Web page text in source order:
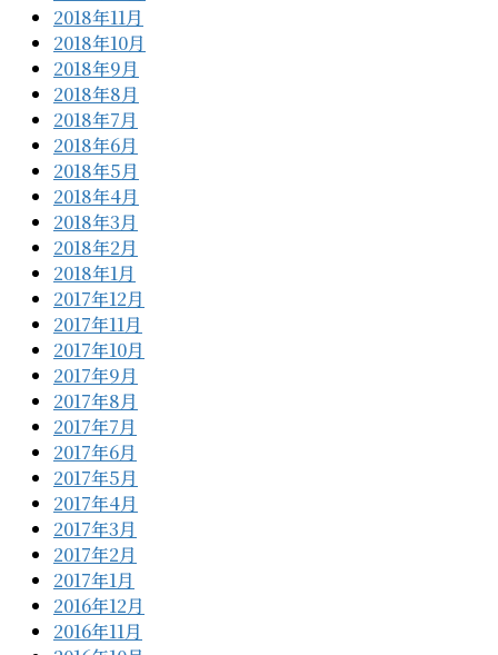
2018年11月
2018年10月
2018年9月
2018年8月
2018年7月
2018年6月
2018年5月
2018年4月
2018年3月
2018年2月
2018年1月
2017年12月
2017年11月
2017年10月
2017年9月
2017年8月
2017年7月
2017年6月
2017年5月
2017年4月
2017年3月
2017年2月
2017年1月
2016年12月
2016年11月